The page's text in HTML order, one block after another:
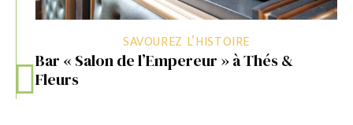
Bar « Salon de l’Empereur » à Thés &
Fleurs
SAVOUREZ L’HISTOIRE